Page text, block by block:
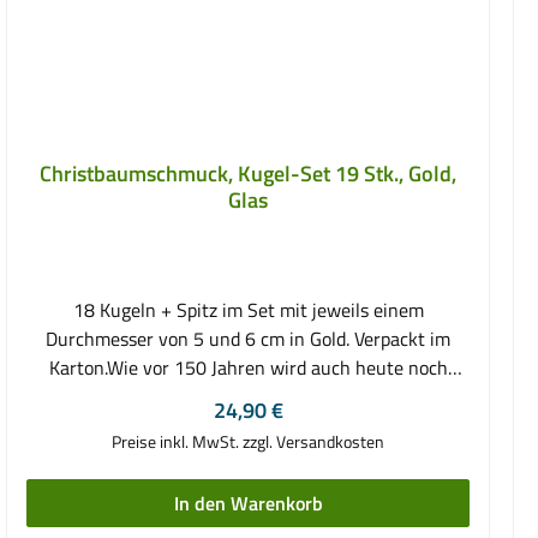
Farbabweichungen sind Merkmale handgemachten
Glases. Das Set besteht aus:6 Kugeln mit 4 cm
Durchmesser, Purpur-Rot matt, mit Goldverzierung in
Christbaumschmuck, Kugel-Set 19 Stk., Gold,
Glas
18 Kugeln + Spitz im Set mit jeweils einem
Durchmesser von 5 und 6 cm in Gold. Verpackt im
Karton.Wie vor 150 Jahren wird auch heute noch
Christbaumschmuck hergestellt. Dabei fertigen
Glasbläser aus klaren transparenten Glaskolben durch
drehen in der heißen Flamme und ständigem
Aufblasen diese wunderschönen Kugeln. Die Kugel gilt
dabei als Symbol der Unendlichkeit und steht für
Regulärer Preis:
24,90 €
Preise inkl. MwSt. zzgl. Versandkosten
In den Warenkorb